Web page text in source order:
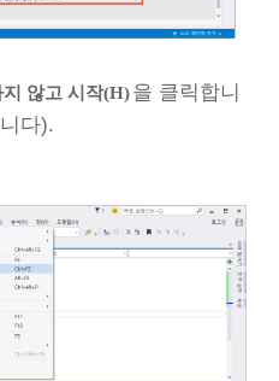
않고 시작(H)을 클릭합니
다).